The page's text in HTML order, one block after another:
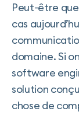
Peut-être
cas
domaine. Si
software
solution
chose de